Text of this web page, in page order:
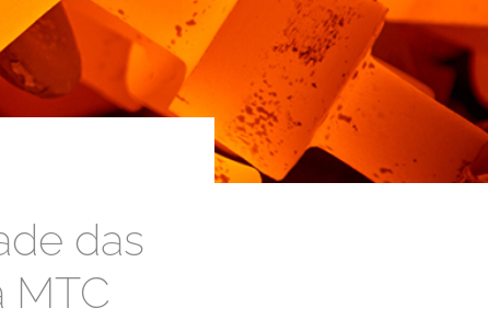
das
MTC